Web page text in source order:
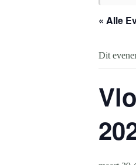
« Alle
Dit